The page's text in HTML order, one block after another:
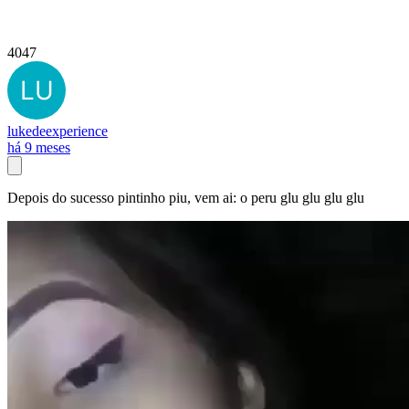
4047
lukedeexperience
há 9 meses
Depois do sucesso pintinho piu, vem ai: o peru glu glu glu glu